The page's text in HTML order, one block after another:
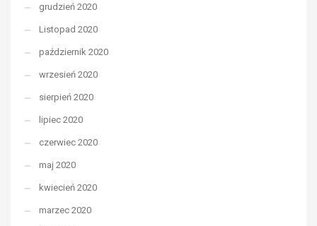
grudzień 2020
Listopad 2020
październik 2020
wrzesień 2020
sierpień 2020
lipiec 2020
czerwiec 2020
maj 2020
kwiecień 2020
marzec 2020